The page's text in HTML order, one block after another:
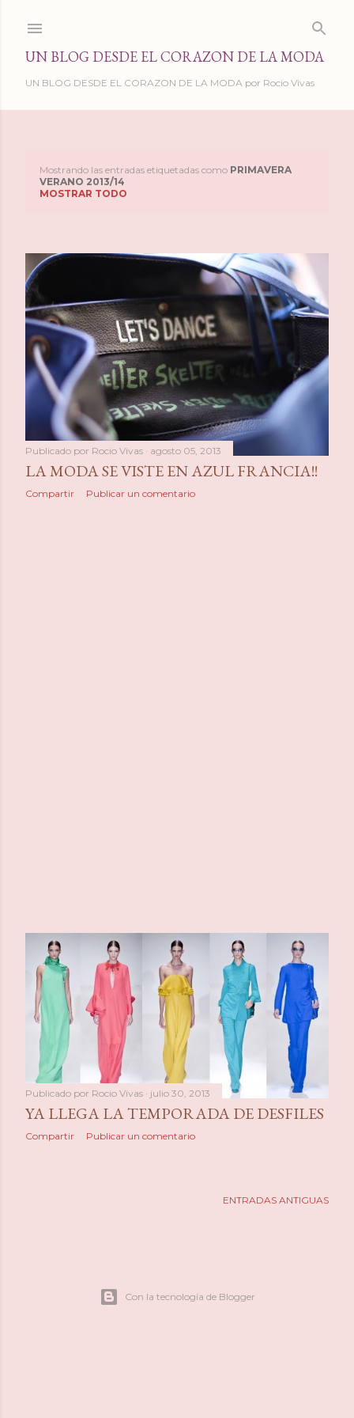
UN BLOG DESDE EL CORAZON DE LA MODA
UN BLOG DESDE EL CORAZON DE LA MODA por Rocio Vivas
t
r
a
d
a
s
Mostrando las entradas etiquetadas como PRIMAVERA
VERANO 2013/14
MOSTRAR TODO
Publicado por Rocio Vivas agosto 05, 2013
LA MODA SE VISTE EN AZUL FRANCIA!!
Compartir Publicar un comentario
Publicado por Rocio Vivas julio 30, 2013
YA LLEGA LA TEMPORADA DE DESFILES
Compartir Publicar un comentario
ENTRADAS ANTIGUAS
Con la tecnología de Blogger